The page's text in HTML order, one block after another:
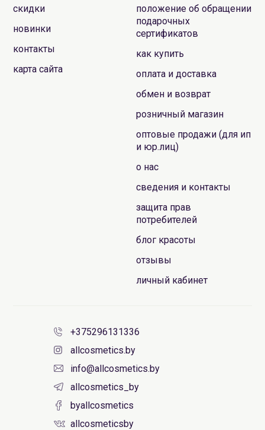
скидки
новинки
контакты
карта сайта
положение об обращении
подарочных
сертификатов
как купить
оплата и доставка
обмен и возврат
розничный магазин
оптовые продажи (для ип
и юр.лиц)
о нас
сведения и контакты
защита прав
потребителей
блог красоты
отзывы
личный кабинет
+375296131336
allcosmetics.by
info@allcosmetics.by
allcosmetics_by
byallcosmetics
allcosmeticsby